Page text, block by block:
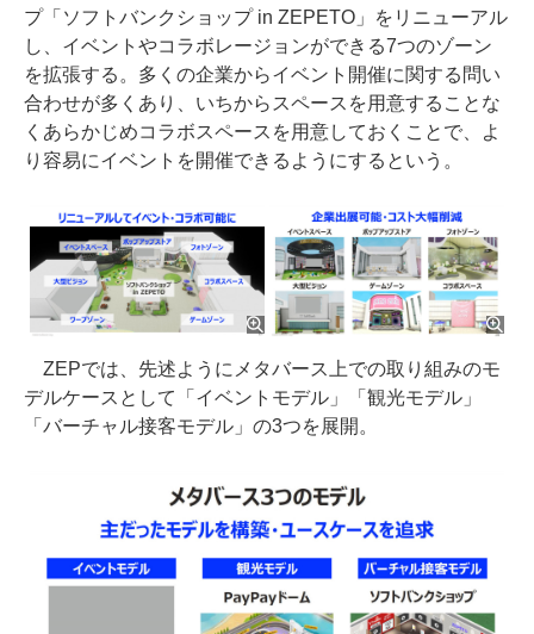
プ「ソフトバンクショップ in ZEPETO」をリニューアル
し、イベントやコラボレージョンができる7つのゾーン
を拡張する。多くの企業からイベント開催に関する問い
合わせが多くあり、いちからスペースを用意することな
くあらかじめコラボスペースを用意しておくことで、よ
り容易にイベントを開催できるようにするという。
ZEPでは、先述ようにメタバース上での取り組みのモ
デルケースとして「イベントモデル」「観光モデル」
「バーチャル接客モデル」の3つを展開。